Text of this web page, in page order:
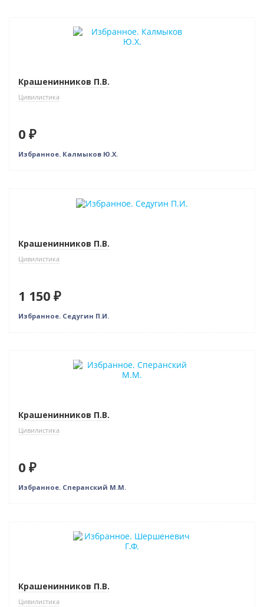
Нет в наличии
Крашенинников П.В.
Цивилистика
0 ₽
Избранное. Калмыков Ю.Х.
Крашенинников П.В.
Цивилистика
1 150 ₽
Избранное. Седугин П.И.
Нет в наличии
Крашенинников П.В.
Цивилистика
0 ₽
Избранное. Сперанский М.М.
Нет в наличии
Крашенинников П.В.
Цивилистика